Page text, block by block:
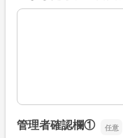
■そのほか、病院な
管理者確認欄①